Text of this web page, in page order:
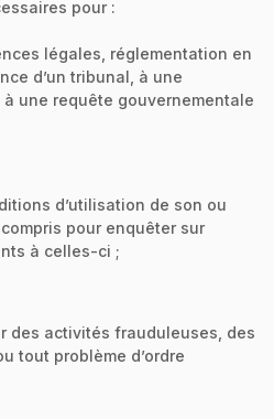
pour :
légales, réglementation en
d’un tribunal, à une
une requête gouvernementale
d’utilisation de son ou
pour enquêter sur
à celles-ci ;
des activités frauduleuses, des
tout problème d’ordre